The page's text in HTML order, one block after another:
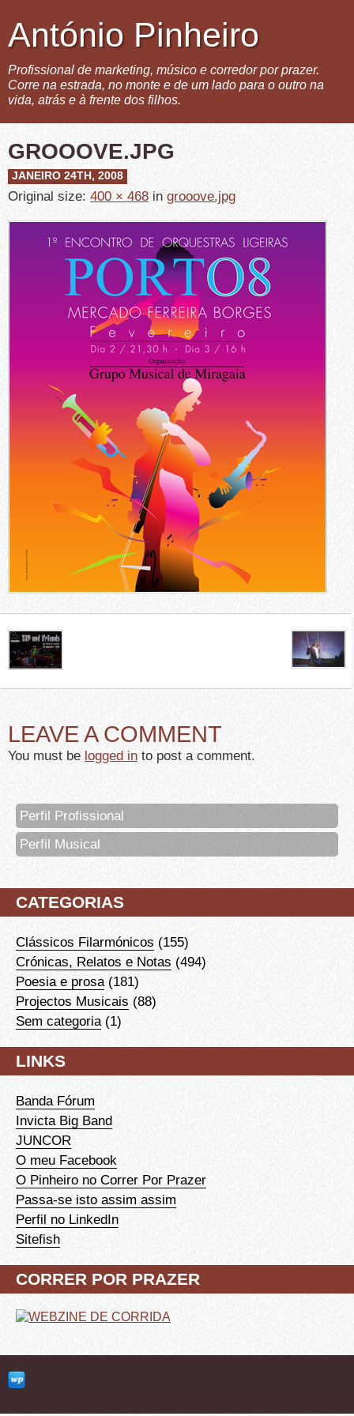
António Pinheiro
Profissional de marketing, músico e corredor por prazer.
Corre na estrada, no monte e de um lado para o outro na
vida, atrás e à frente dos filhos.
GROOOVE.JPG
JANEIRO 24TH, 2008
Original size: 400 × 468 in grooove.jpg
LEAVE A COMMENT
You must be logged in to post a comment.
Perfil Profissional
Perfil Musical
CATEGORIAS
Clássicos Filarmónicos (155)
Crónicas, Relatos e Notas (494)
Poesia e prosa (181)
Projectos Musicais (88)
Sem categoria (1)
LINKS
Banda Fórum
Invicta Big Band
JUNCOR
O meu Facebook
O Pinheiro no Correr Por Prazer
Passa-se isto assim assim
Perfil no LinkedIn
Sitefish
CORRER POR PRAZER